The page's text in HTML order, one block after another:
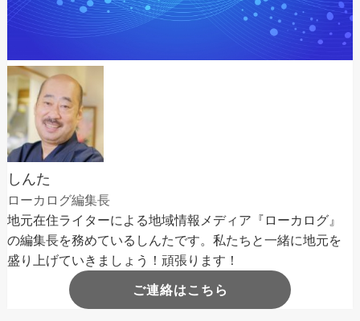
しんた
ローカログ編集長
地元在住ライターによる地域情報メディア『ローカログ』
の編集長を務めているしんたです。私たちと一緒に地元を
盛り上げていきましょう！頑張ります！
ご連絡はこちら